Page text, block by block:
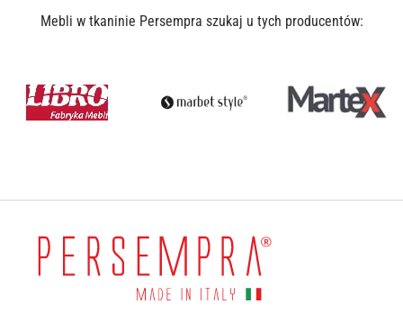
Mebli w tkaninie Persempra szukaj u tych producentów: